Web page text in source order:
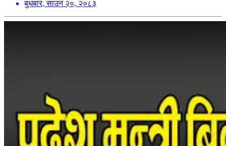
बुधबार, साउन २०, २०८३